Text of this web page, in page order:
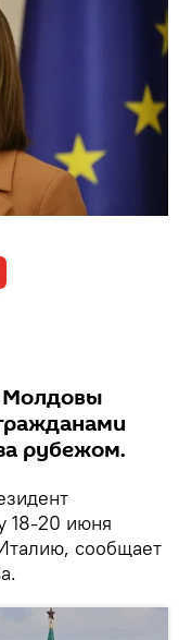
Молдовы
рубежом.
18-20 июня
сообщает